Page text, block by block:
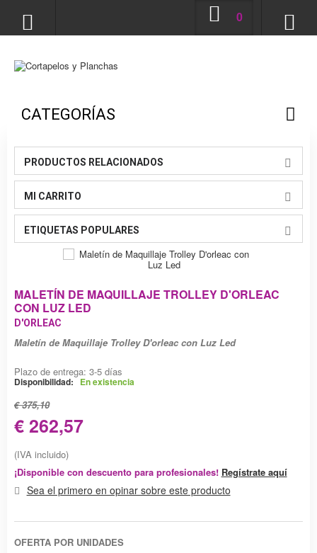
0
CATEGORÍAS
PRODUCTOS RELACIONADOS
MI CARRITO
ETIQUETAS POPULARES
MALETÍN DE MAQUILLAJE TROLLEY D'ORLEAC
CON LUZ LED
D'ORLEAC
Maletín de Maquillaje Trolley D'orleac con Luz Led
Plazo de entrega: 3-5 días
Disponibilidad: En existencia
€ 375,10
€ 262,57
(IVA incluido)
¡Disponible con descuento para profesionales! Regístrate aquí
Sea el primero en opinar sobre este producto
OFERTA POR UNIDADES